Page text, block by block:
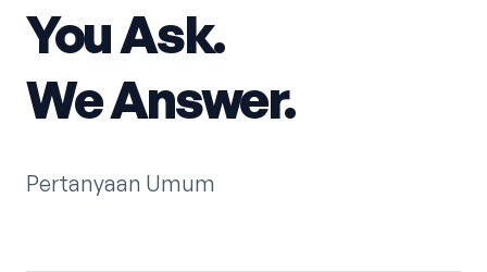
You Ask.
We Answer.
Pertanyaan Umum